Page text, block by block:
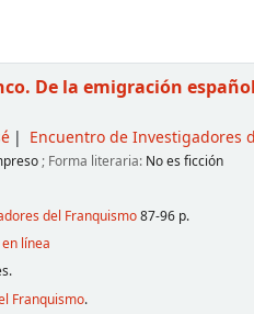
De la emigración
Encuentro de Investigadores
; Forma literaria: No es ficción
del Franquismo87-96 p.
línea
Franquismo.